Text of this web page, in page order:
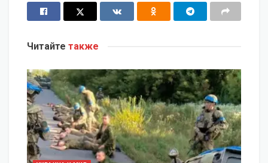
Читайте также